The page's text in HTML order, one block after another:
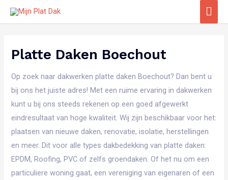
inhoudPlatte Daken Boechout
Op zoek naar dakwerken platte daken Boechout? Dan bent u
bij ons het juiste adres! Met een ruime ervaring in dakwerken
kunt u bij ons steeds rekenen op een goed afgewerkt
eindresultaat van hoge kwaliteit. Wij zijn beschikbaar voor het:
plaatsen van nieuwe daken, renovatie, isolatie, herstellingen
en meer. Dit voor alle types dakbedekking van platte daken:
EPDM, Roofing, PVC of zelfs groendaken. Of het nu om een
particuliere woning gaat, een vereniging van eigenaren of een